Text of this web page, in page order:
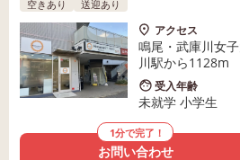
空きあり 送迎あり
アクセス
鳴尾・武庫川女
川駅から1128m
受入年齢
未就学 小学生
1分で完了！
お問い合わせ